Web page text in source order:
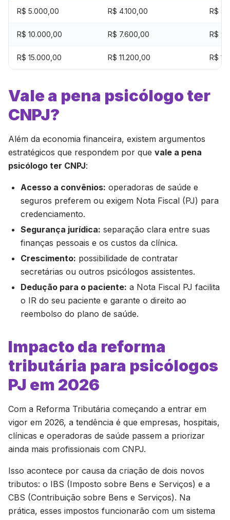
R$ 5.000,00 R$ 4.100,00 R$
R$ 10.000,00 R$ 7.600,00 R$
R$ 15.000,00 R$ 11.200,00 R$
Vale a pena psicólogo ter
CNPJ?
Além da economia financeira, existem argumentos
estratégicos que respondem por que vale a pena
psicólogo ter CNPJ:
Acesso a convênios: operadoras de saúde e
seguros preferem ou exigem Nota Fiscal (PJ) para
credenciamento.
Segurança jurídica: separação clara entre suas
finanças pessoais e os custos da clínica.
Crescimento: possibilidade de contratar
secretárias ou outros psicólogos assistentes.
Dedução para o paciente: a Nota Fiscal PJ facilita
o IR do seu paciente e garante o direito ao
reembolso do plano de saúde.
Impacto da reforma
tributária para psicólogos
PJ em 2026
Com a Reforma Tributária começando a entrar em
vigor em 2026, a tendência é que empresas, hospitais,
clínicas e operadoras de saúde passem a priorizar
ainda mais profissionais com CNPJ.
Isso acontece por causa da criação de dois novos
tributos: o IBS (Imposto sobre Bens e Serviços) e a
CBS (Contribuição sobre Bens e Serviços). Na
prática, esses impostos funcionarão com um sistema